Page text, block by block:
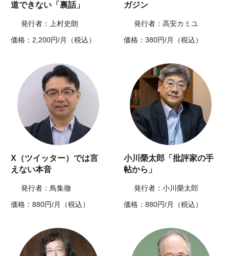
道できない「裏話」
発行者：上村史朗
価格：2,200円/月（税込）
ガジン
発行者：高安カミユ
価格：380円/月（税込）
X（ツイッター）では言
えない本音
発行者：鳥集徹
価格：880円/月（税込）
小川榮太郎「批評家の手
帖から」
発行者：小川榮太郎
価格：880円/月（税込）